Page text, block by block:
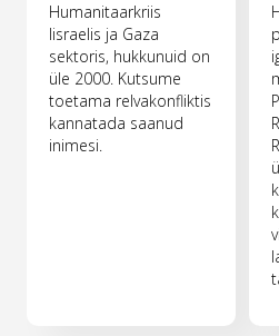
Humanitaarkriis
Iisraelis ja Gaza
sektoris, hukkunuid on
üle 2000. Kutsume
toetama relvakonfliktis
kannatada saanud
inimesi.